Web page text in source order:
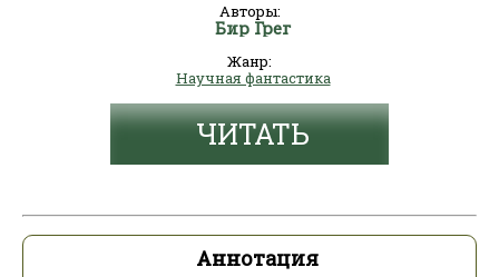
Авторы:
Бир Грег
Жанр:
Научная фантастика
ЧИТАТЬ
Аннотация